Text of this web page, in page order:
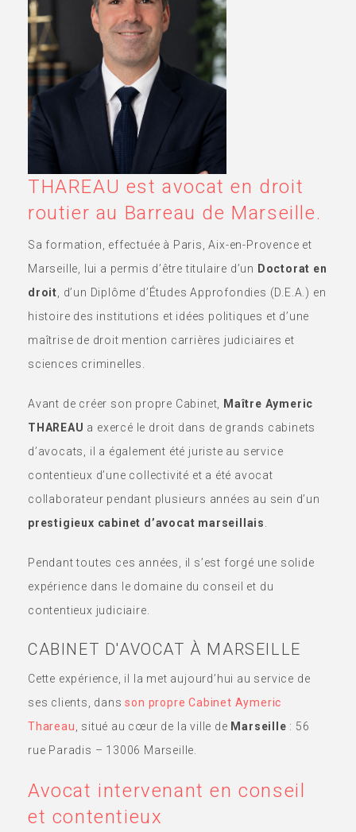
THAREAU est avocat en droit
routier au Barreau de Marseille.
Sa formation, effectuée à Paris, Aix-en-Provence et
Marseille, lui a permis d’être titulaire d’un Doctorat en
droit , d’un Diplôme d’Études Approfondies (D.E.A.) en
histoire des institutions et idées politiques et d’une
maîtrise de droit mention carrières judiciaires et
sciences criminelles.
Avant de créer son propre Cabinet,
Maître Aymeric
THAREAU a exercé le droit dans de grands cabinets
d’avocats, il a également été juriste au service
contentieux d’une collectivité et a été avocat
collaborateur pendant plusieurs années au sein d’un
prestigieux cabinet d’avocat marseillais
Pendant toutes ces années, il s’est forgé une solide
expérience dans le domaine du conseil et du
contentieux judiciaire.
CABINET D'AVOCAT À MARSEILLE
Cette expérience, il la met aujourd’hui au service de
ses clients, dansson propre Cabinet Aymeric
Thareau
, situé au cœur de la ville de Marseille : 56
rue Paradis – 13006 Marseille.
Avocat intervenant en conseil
et contentieux